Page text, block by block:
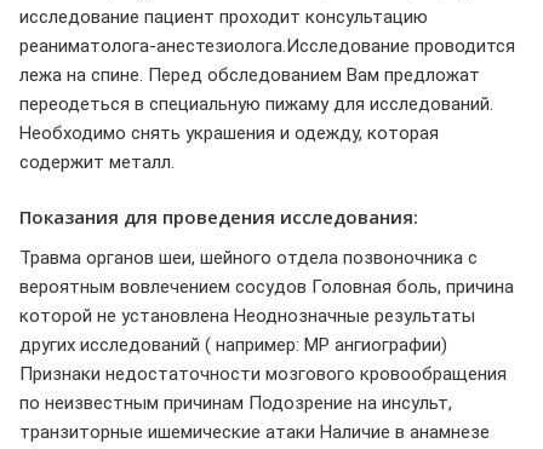
исследование пациент проходит консультацию
реаниматолога-анестезиолога.Исследование проводится
лежа на спине. Перед обследованием Вам предложат
переодеться в специальную пижаму для исследований.
Необходимо снять украшения и одежду, которая
содержит металл.
Показания для проведения исследования:
Травма органов шеи, шейного отдела позвоночника с
вероятным вовлечением сосудов Головная боль, причина
которой не установлена Неоднозначные результаты
других исследований ( например: МР ангиографии)
Признаки недостаточности мозгового кровообращения
по неизвестным причинам Подозрение на инсульт,
транзиторные ишемические атаки Наличие в анамнезе